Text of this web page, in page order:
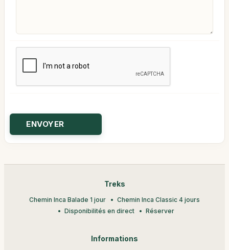
Treks
Chemin Inca Balade 1 jour
Chemin Inca Classic 4 jours
Disponibilités en direct
Réserver
Informations